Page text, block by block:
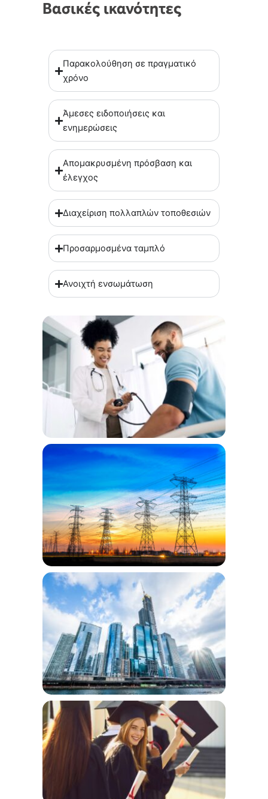
Βασικές ικανότητες
Παρακολούθηση σε πραγματικό
χρόνο
Άμεσες ειδοποιήσεις και
ενημερώσεις
Απομακρυσμένη πρόσβαση και
έλεγχος
Διαχείριση πολλαπλών τοποθεσιών
Προσαρμοσμένα ταμπλό
Ανοιχτή ενσωμάτωση